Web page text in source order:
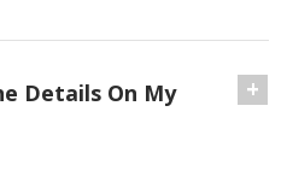
Details On My